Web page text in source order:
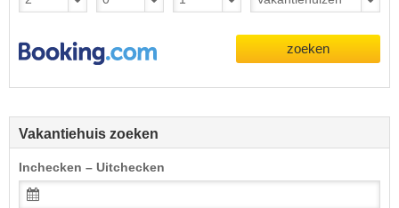
zoeken
Vakantiehuis zoeken
Inchecken – Uitchecken